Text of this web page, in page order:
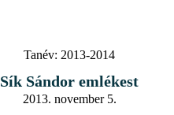
Tanév: 2013-2014
Sík Sándor emlékest
2013. november 5.